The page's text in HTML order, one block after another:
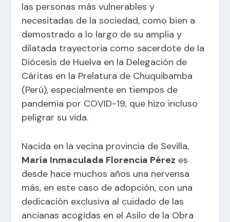
las personas más vulnerables y
necesitadas de la sociedad, como bien a
demostrado a lo largo de su amplia y
dilatada trayectoria como sacerdote de la
Diócesis de Huelva en la Delegación de
Cáritas en la Prelatura de Chuquibamba
(Perú), especialmente en tiempos de
pandemia por COVID-19, que hizo incluso
peligrar su vida.
Nacida en la vecina provincia de Sevilla,
María Inmaculada Florencia Pérez es
desde hace muchos años una nervensa
más, en este caso de adopción, con una
dedicación exclusiva al cuidado de las
ancianas acogidas en el Asilo de la Obra